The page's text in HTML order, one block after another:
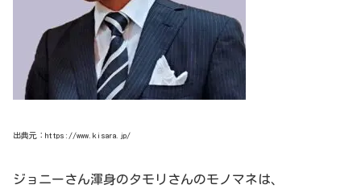
出典元：https://www.kisara.jp/
ジョニーさん渾身のタモリさんのモノマネは、